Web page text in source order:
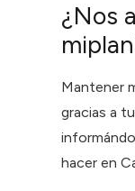
¿Nos
Mantener
gracias a
hacer en